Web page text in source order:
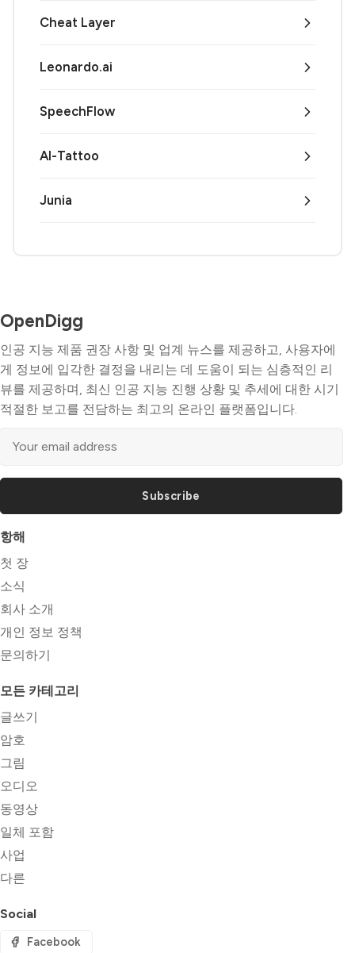
Cheat Layer
Leonardo.ai
SpeechFlow
AI-Tattoo
Junia
OpenDigg
인공 지능 제품 권장 사항 및 업계 뉴스를 제공하고, 사용자에
게 정보에 입각한 결정을 내리는 데 도움이 되는 심층적인 리
뷰를 제공하며, 최신 인공 지능 진행 상황 및 추세에 대한 시기
적절한 보고를 전담하는 최고의 온라인 플랫폼입니다.
Subscribe
항해
첫 장
소식
회사 소개
개인 정보 정책
문의하기
모든 카테고리
글쓰기
암호
그림
오디오
동영상
일체 포함
사업
다른
Social
Facebook